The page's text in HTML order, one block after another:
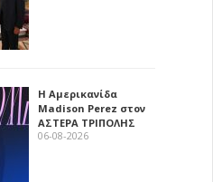
Η Αμερικανίδα
Madison Perez στον
ΑΣΤΕΡΑ ΤΡΙΠΟΛΗΣ
06-08-2026